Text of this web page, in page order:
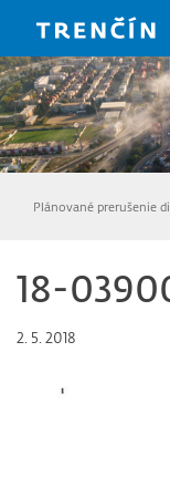
Plánované prerušenie
18-
2. 5. 2018